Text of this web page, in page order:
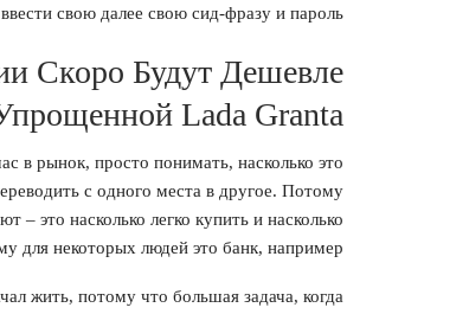
свою далее свою сид-фразу и пароль.
Скоро Будут Дешевле
Lada Granta
в рынок, просто понимать, насколько это
с одного места в другое. Потому
это насколько легко купить и насколько
для некоторых людей это банк, например.
жить, потому что большая задача, когда